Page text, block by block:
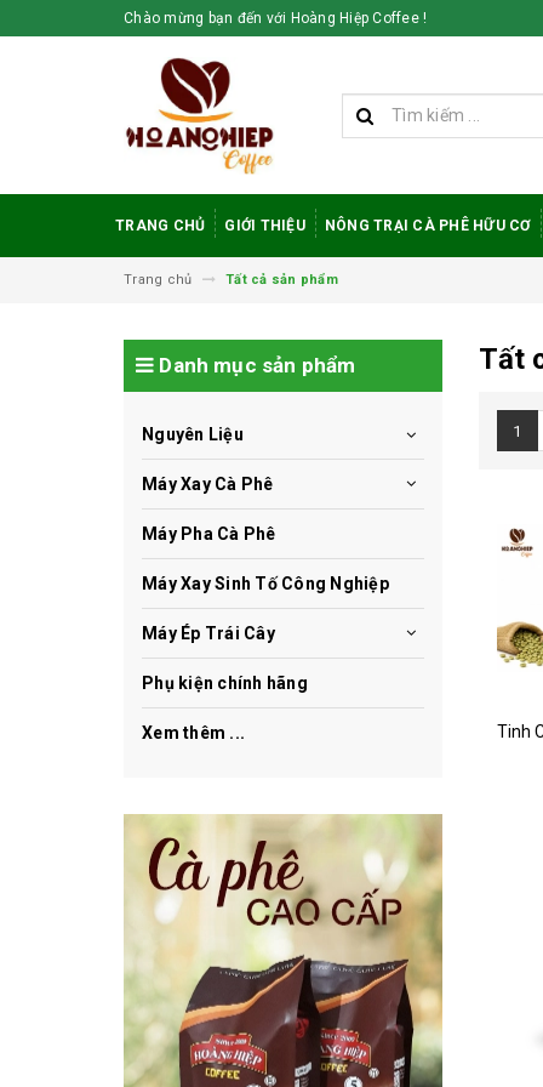
Chào mừng bạn đến với Hoàng Hiệp Coffee !
TRANG CHỦ GIỚI THIỆU NÔNG TRẠI CÀ PHÊ HỮU CƠ
Trang chủ Tất cả sản phẩm
Tất
1
Danh mục sản phẩm
Nguyên Liệu
Máy Xay Cà Phê
Máy Pha Cà Phê
Máy Xay Sinh Tố Công Nghiệp
Máy Ép Trái Cây
Phụ kiện chính hãng
Xem thêm ...